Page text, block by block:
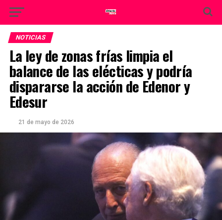
NOTICIAS
La ley de zonas frías limpia el
balance de las elécticas y podría
dispararse la acción de Edenor y
Edesur
21 de mayo de 2026